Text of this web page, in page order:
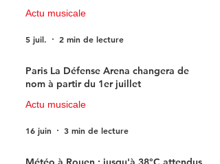
Actu musicale
5 juil. 2 min de lecture
Paris La Défense Arena changera de
nom à partir du 1er juillet
Actu musicale
16 juin 3 min de lecture